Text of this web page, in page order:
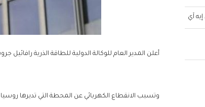
أعلن المدير العام للوكالة الدولية للطاقة الذرية
وتسبب الانقطاع الكهربائي عن المحطة التي تديرها